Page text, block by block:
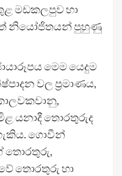
මඩකලපුව හා
නියෝජිතයන් පුහුණු
මෙම යෙදුම
වල ප්‍රමාණය,
යනාදී තොරතුරුද
ගොවීන්
තොරතුරු,
තොරතුරු හා